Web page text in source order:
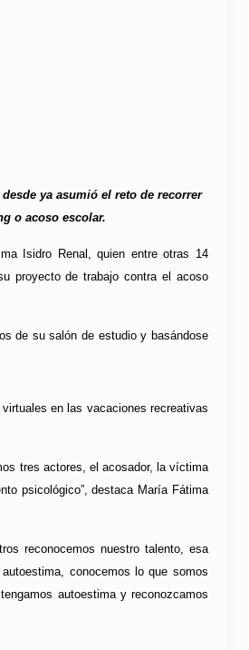
ya asumió el reto de recorrer
o acoso escolar.
Isidro Renal, quien entre otras 14
proyecto de trabajo contra el acoso
de su salón de estudio y basándose
en las vacaciones recreativas
tres actores, el acosador, la víctima
psicológico”, destaca María Fátima
reconocemos nuestro talento, esa
conocemos lo que somos
autoestima y reconozcamos